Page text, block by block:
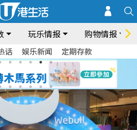
玩乐情报 购物情报
话 娱乐新闻 定期存款